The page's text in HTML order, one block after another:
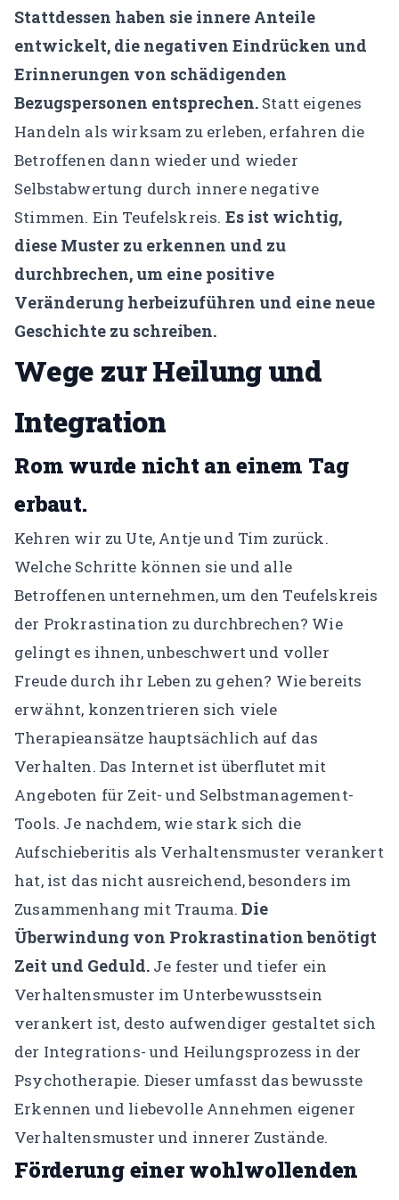
Stattdessen haben sie innere Anteile
entwickelt, die negativen Eindrücken und
Erinnerungen von schädigenden
Bezugspersonen entsprechen. Statt eigenes
Handeln als wirksam zu erleben, erfahren die
Betroffenen dann wieder und wieder
Selbstabwertung durch innere negative
Stimmen. Ein Teufelskreis. Es ist wichtig,
diese Muster zu erkennen und zu
durchbrechen, um eine positive
Veränderung herbeizuführen und eine neue
Geschichte zu schreiben.
Wege zur Heilung und
Integration
Rom wurde nicht an einem Tag
erbaut.
Kehren wir zu Ute, Antje und Tim zurück.
Welche Schritte können sie und alle
Betroffenen unternehmen, um den Teufelskreis
der Prokrastination zu durchbrechen? Wie
gelingt es ihnen, unbeschwert und voller
Freude durch ihr Leben zu gehen? Wie bereits
erwähnt, konzentrieren sich viele
Therapieansätze hauptsächlich auf das
Verhalten. Das Internet ist überflutet mit
Angeboten für Zeit- und Selbstmanagement-
Tools. Je nachdem, wie stark sich die
Aufschieberitis als Verhaltensmuster verankert
hat, ist das nicht ausreichend, besonders im
Zusammenhang mit Trauma. Die
Überwindung von Prokrastination benötigt
Zeit und Geduld. Je fester und tiefer ein
Verhaltensmuster im Unterbewusstsein
verankert ist, desto aufwendiger gestaltet sich
der Integrations- und Heilungsprozess in der
Psychotherapie. Dieser umfasst das bewusste
Erkennen und liebevolle Annehmen eigener
Verhaltensmuster und innerer Zustände.
Förderung einer wohlwollenden